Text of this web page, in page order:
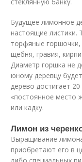
Будущее лимонное
настоящие листики.
торфяные
щебня, гравия,
Диаметр горшка не
юному деревцу
дерево достигает
«постоянное место
или кадку.
Лимон из
Выращивание
приобретают его в
либо специальных